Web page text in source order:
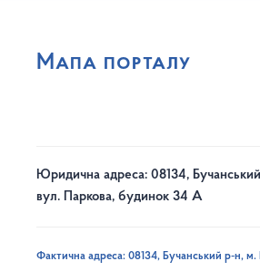
Мапа порталу
Юридична адреса: 08134,
вул. Паркова, будинок 34 А
Фактична адреса: 08134, Бучанський р-н,